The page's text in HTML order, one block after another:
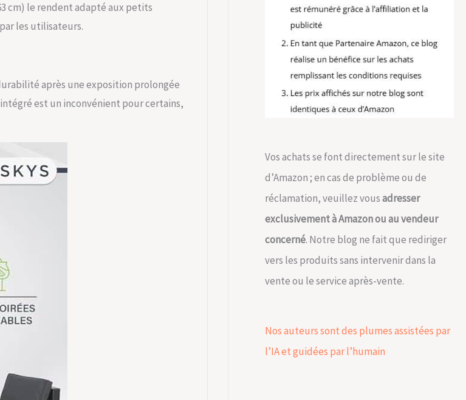
cm) le rendent adapté aux petits
les utilisateurs.
après une exposition prolongée
est un inconvénient pour certains,
Vos achats se font directement sur le site
d’Amazon ; en cas de problème ou de
réclamation, veuillez vousadresser
exclusivement à Amazon ou au vendeur
concerné. Notre blog ne fait que rediriger
vers les produits sans intervenir dans la
vente ou le service après-vente.
Nos auteurs sont des plumes assistées par
l’IA et guidées par l’humain